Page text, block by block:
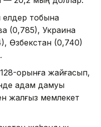
тобына
(0,785), Украина
Өзбекстан (0,740)
орынға жайғасып,
адам дамуы
жалғыз мемлекет